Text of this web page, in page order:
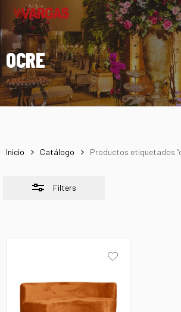
Skip
main
content
OCRE
Inicio Catálogo Productos etiquetados
Filters